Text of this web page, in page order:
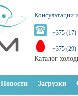
Консультации
+375 (17)
+375 (29)
Каталог
Новости Загрузки